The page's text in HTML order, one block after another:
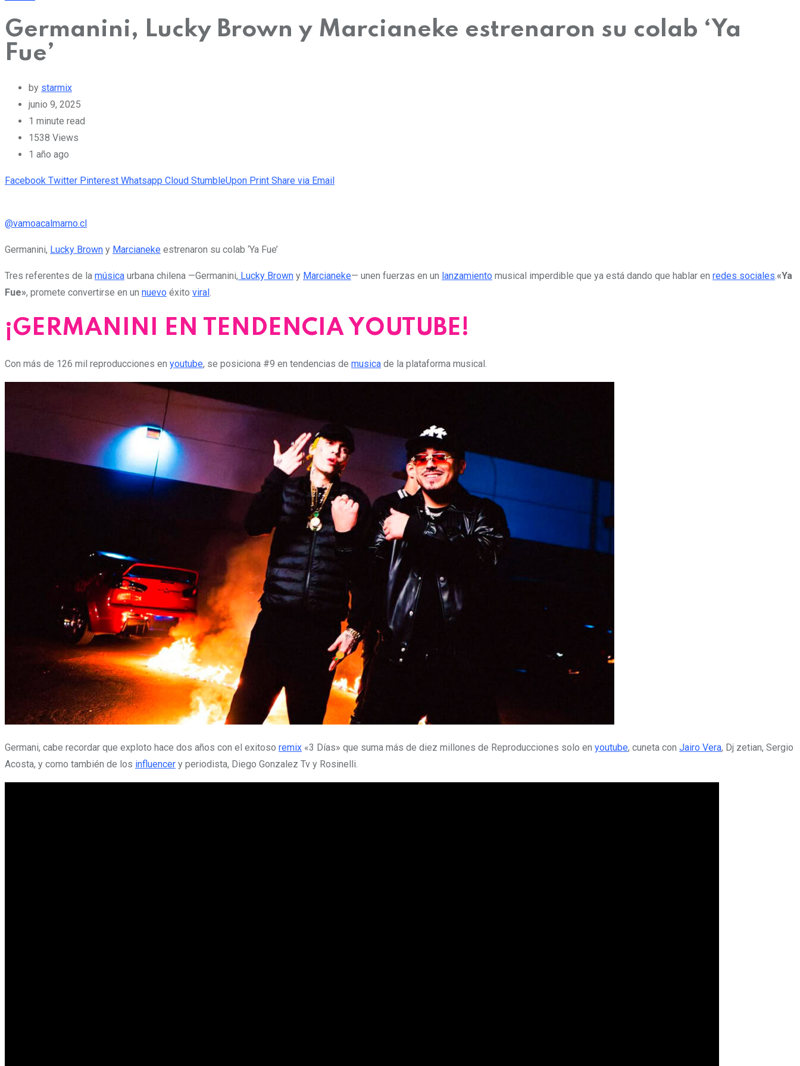
Germanini, Lucky Brown y Marcianeke estrenaron su colab ‘Ya
Fue’
by starmix
junio 9, 2025
1 minute read
1538 Views
1 año ago
Facebook Twitter Pinterest Whatsapp Cloud StumbleUpon Print Share via Email
@vamoacalmarno.cl
Germanini, Lucky Brown y Marcianeke estrenaron su colab ‘Ya Fue’
Tres referentes de la música urbana chilena —Germanini, Lucky Brown y Marcianeke— unen fuerzas en un lanzamiento musical imperdible que ya está dando que hablar en redes sociales «Ya
Fue», promete convertirse en un nuevo éxito viral
¡GERMANINI EN TENDENCIA YOUTUBE!
Con más de 126 mil reproducciones en youtube, se posiciona #9 en tendencias de musica de la plataforma musical.
Germani, cabe recordar que exploto hace dos años con el exitoso remix «3 Días» que suma más de diez millones de Reproducciones solo en youtube, cuneta con Jairo Vera, Dj zetian, Sergio
Acosta, y como también de los influencer y periodista, Diego Gonzalez Tv y Rosinelli.